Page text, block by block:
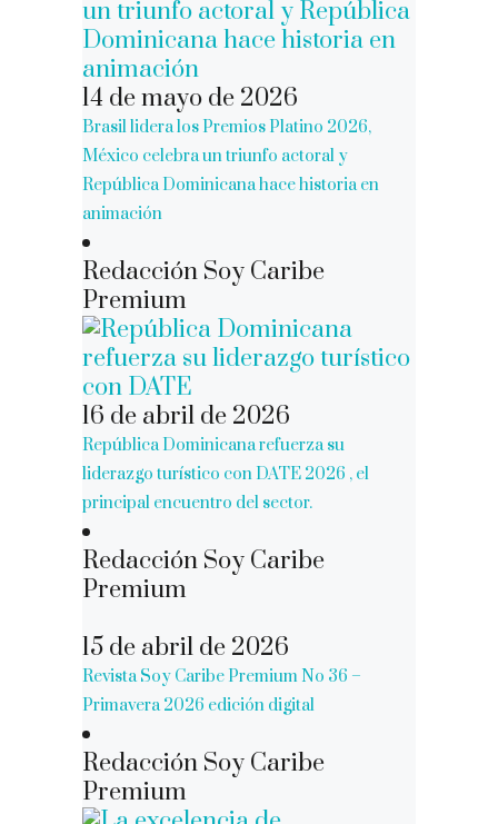
14 de mayo de 2026
Brasil lidera los Premios Platino 2026,
México celebra un triunfo actoral y
República Dominicana hace historia en
animación
Redacción Soy Caribe
Premium
16 de abril de 2026
República Dominicana refuerza su
liderazgo turístico con DATE 2026 , el
principal encuentro del sector.
Redacción Soy Caribe
Premium
15 de abril de 2026
Revista Soy Caribe Premium No 36 –
Primavera 2026 edición digital
Redacción Soy Caribe
Premium